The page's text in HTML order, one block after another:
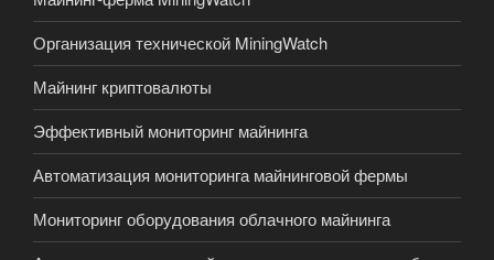
Организация технической MiningWatch
Майнинг криптовалюты
Эффективный мониторинг майнинга
Автоматизация мониторинга майнинговой фермы
Мониторинг оборудования облачного майнинга